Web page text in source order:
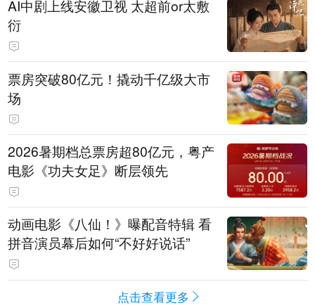
AI中剧上线安徽卫视 太超前or太敷
衍
票房突破80亿元！撬动千亿级大市
场
2026暑期档总票房超80亿元，粤产
电影《功夫女足》断层领先
动画电影《八仙！》曝配音特辑 看
拼音演员幕后如何“不好好说话”
点击查看更多